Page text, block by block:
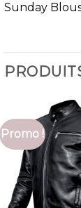
Sunday
Promo !